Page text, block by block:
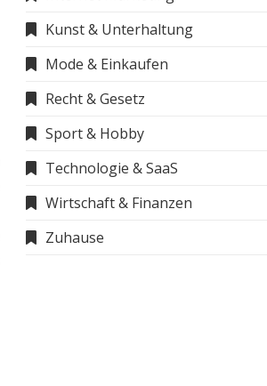
Kunst & Unterhaltung
Mode & Einkaufen
Recht & Gesetz
Sport & Hobby
Technologie & SaaS
Wirtschaft & Finanzen
Zuhause